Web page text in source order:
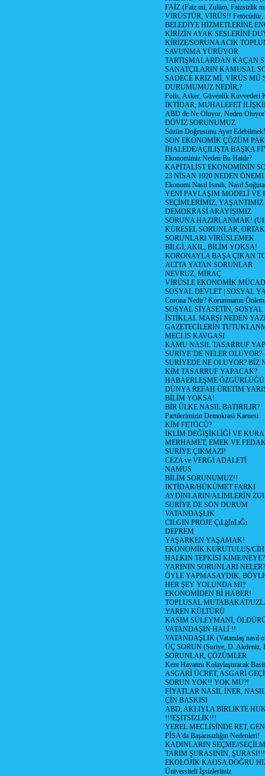
FAİZ (Faiz mi, Zulüm, Faizsizlik
VİRÜSTÜR, VİRÜS!! Fetöcüdür,
BELEDİYE HİZMETLERİNE
KİRİZİN AYAK SESLERİNİ
KİRİZE/SORUNA ACIK
SAVUNMA YÜRÜYOR
TARTIŞMALARDAN KAÇAN
SANATÇILARIN KAMUSAL
SADECE KRİZ Mİ, VİRÜS MÜ
DURUMUMUZ NEDİR,?
Polis, Asker, Güvenlik Kuvvetleri
İKTİDAR, MUHALEFET
ABD de Ne Oluyor, Neden
DÖVİZ SORUNUMUZ
Sözün Doğrusunu Ayırt Edebilmek!
SON EKONOMİK ÇÖZÜM
İHALEDE/AÇILIŞTA BAŞKA
Ekonomimiz Neden Bu Halde?
KAPİTALİST EKONOMİNİN
23 NİSAN 1920 NEDEN
Ekonomi Nasıl Isındı, Nasıl
YENİ PAYLAŞIM MODELİ VE
SEÇİMLERİMİZ, YAŞANTIMIZ
DEMOKRASİ ARAYIŞIMIZ
SORUNA HAZIRLANMAK!
KÜRESEL SORUNLAR,
SORUNLARI VİRÜSLEMEK
BİLGİ, AKIL, BİLİM YOKSA!
KORONAYLA BAŞA ÇIKAN
ALTTA YATAN SORUNLAR
NEVRUZ, MİRAÇ
VİRÜSLE EKONOMİK
SOSYAL DEVLET | SOSYAL
Corona Nedir? Korunmanın
SOSYAL SİYASETİN,
İSTİKLAL MARŞI NEDEN
GAZETECİLERİN
MECLİS KAVGASI
KAMU NASIL TASARRUF
SURİYE’DE NELER OLUYOR?
SURİYEDE NE OLUYOR? BİZ
KİM TASARRUF YAPACAK?
HABAERLEŞME
DÜNYA REFAH ÜRETİM
BİLİM YOKSA!
BİR ÜLKE NASIL BATIRILIR?
Partilerimizin Demokrasi Karnesi
KİM FETÖCÜ?
İKLİM DEĞİŞİKLİĞİ VE
MERHAMET, EMEK VE
SURİYE ÇIKMAZI!
CEZA ve VERGİ ADALETİ
NAMUS
BİLİM SORUNUMUZ!!
İKTİDAR/HÜKÜMET FARKI
AYDINLARIN/ALİMLERİN
SURİYE DE SON DURUM
VATANDAŞLIK
CILGIN PROJE ÇıLğInLıĞı
DEPREM
YAŞARKEN YAŞAMAK!
EKONOMİK KURUTULUŞ/
HALKIN TEPKİSİ KİME/NEYE?
YARININ SORUNLARI NELER?
ÖYLE YAPMASAYDIK,
HER ŞEY YOLUNDA MI?
EKONOMİDEN Bİ HABER!
TOPLUSAL MUTABAKAT/
YAREN KÜLTÜRÜ
KASIM SÜLEYMANİ,
VATANDAŞIN HALİ !!
VATANDAŞLIK (Vatandaş nasıl
ÜÇ SORUN (Suriye, D. Akdeniz,
SORUNLAR, ÇÖZÜMLER
Kent Hayatını Kolaylaştıracak
ASGARİ ÜCRET, ASGARİ
SORUN YOK!! YOK MU?!
FİYATLAR NASIL İNER,
ÇİN BASKISI
ABD, AKLIYLA BİRLİKTE
!!!EŞİTSİZLİK!!!
YEREL MECLİSİNDE RET,
PİSA'da Başarısızlığın Nedenleri!
KADINLARIN SEÇME//
TARIM ŞURASININ, ŞURASI!!!
EKOLOJİK KAOSA DOĞRU
Üniversiteli İşsizlerimiz